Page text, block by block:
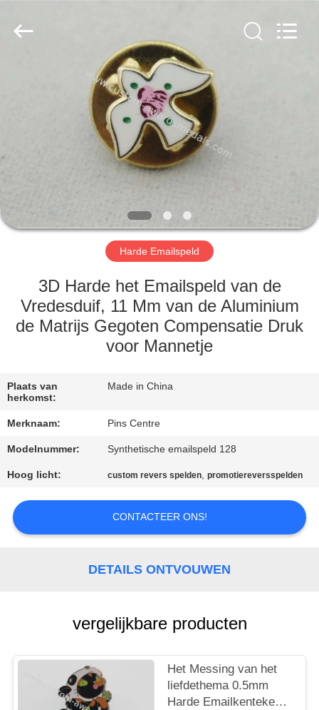
PRODUCTEN
ONGEVEER
FABRIEKSREIS
KWALITEITSCONTROLE
CONTACTEER
NIEUWS
SITEMAP
PRIVACY
Rights
Harde Emailspeld
3D Harde het Emailspeld van de
Vredesduif, 11 Mm van de Aluminium
de Matrijs Gegoten Compensatie Druk
voor Mannetje
Plaats van
herkomst:
Made in China
Merknaam: Pins Centre
Modelnummer: Synthetische emailspeld 128
Hoog licht: custom revers spelden,promotiereversspelden
CONTACTEER ONS!
DETAILS ONTVOUWEN
vergelijkbare producten
Het Messing van het
liefdethema 0.5mm
Harde Emailkentekens